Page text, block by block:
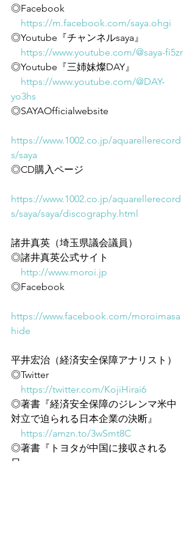
◎Facebook
https://m.facebook.com/saya.ohgi
◎Youtube『チャンネルsaya』
https://www.youtube.com/@saya-fi5zr
◎Youtube『三姉妹燦DAY』
https://www.youtube.com/@DAY-
yo3hs
◎SAYAOfficialwebsite
https://www.1002.co.jp/aquarellerecord
s/saya
◎CD購入ページ
https://www.1002.co.jp/aquarellerecord
s/saya/saya/discography.html
諸井真英（埼玉県議会議員）
◎諸井真英公式サイト
http://www.moroi.jp
◎Facebook
https://www.facebook.com/moroimasa
hide
平井宏治（経済安全保障アナリスト）
◎Twitter
https://twitter.com/KojiHirai6
◎著書『経済安全保障のジレンマ米中
対立で迫られる日本企業の決断』
https://amzn.to/3wSmt8C
◎著書『トヨタが中国に接収される
日』